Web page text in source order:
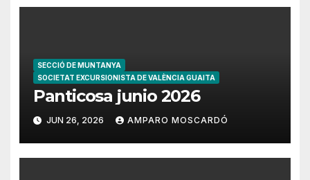
SECCIÓ DE MUNTANYA
SOCIETAT EXCURSIONISTA DE VALÈNCIA GUAITA
Panticosa junio 2026
JUN 26, 2026 AMPARO MOSCARDÓ